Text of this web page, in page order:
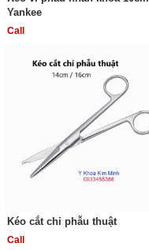
Yankee
Call
Kéo cắt chỉ phẫu thuật
Call